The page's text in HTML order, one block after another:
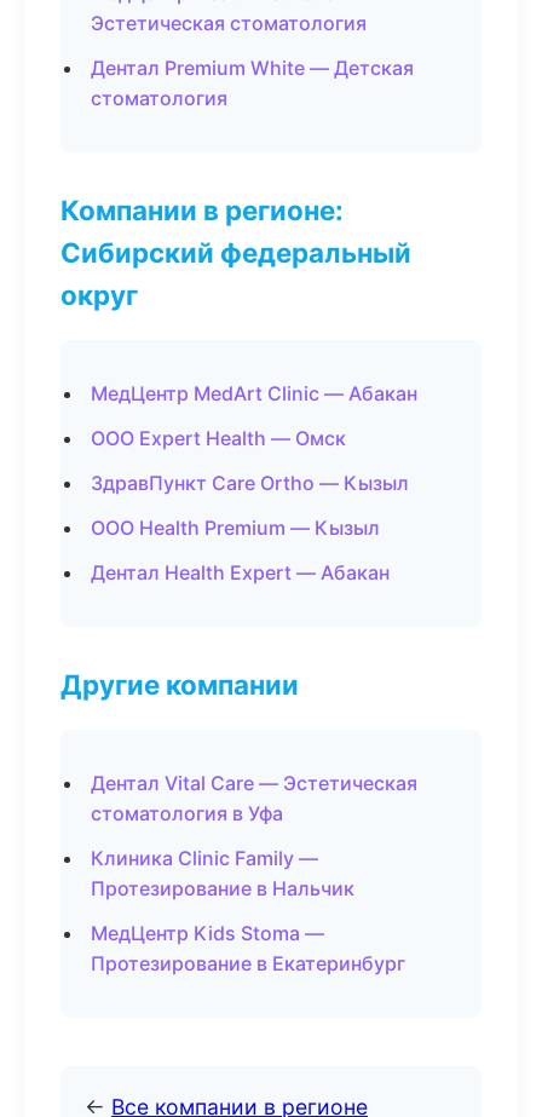
Эстетическая стоматология
Дентал Premium White — Детская
стоматология
Компании в регионе:
Сибирский федеральный
округ
МедЦентр MedArt Clinic — Абакан
ООО Expert Health — Омск
ЗдравПункт Care Ortho — Кызыл
ООО Health Premium — Кызыл
Дентал Health Expert — Абакан
Другие компании
Дентал Vital Care — Эстетическая
стоматология в Уфа
Клиника Clinic Family —
Протезирование в Нальчик
МедЦентр Kids Stoma —
Протезирование в Екатеринбург
← Все компании в регионе